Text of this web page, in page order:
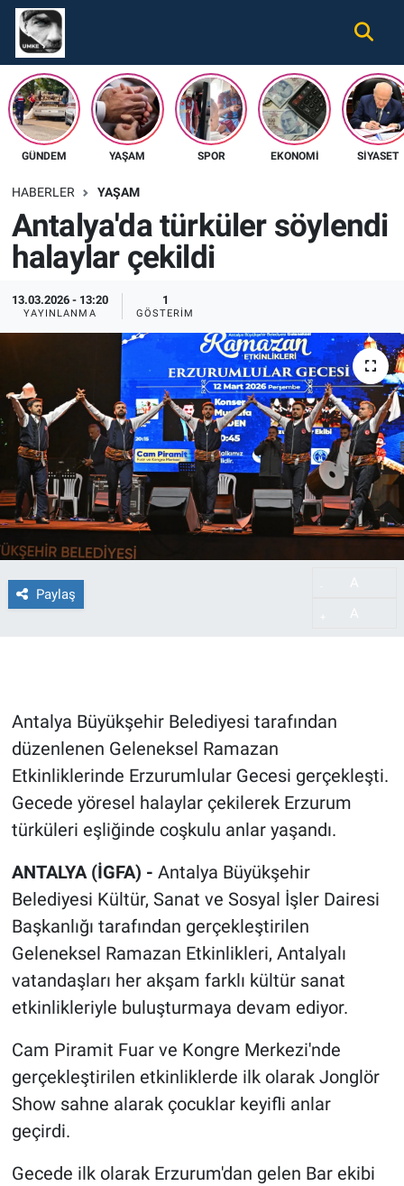
GÜNDEM YAŞAM SPOR EKONOMI SIYASET
HABERLER YAŞAM
Antalya'da türküler söylendi
halaylar çekildi
13.03.2026 - 13:20
YAYINLANMA
1
GÖSTERIM
Paylaş
Antalya Büyükşehir Belediyesi tarafından
düzenlenen Geleneksel Ramazan
Etkinliklerinde Erzurumlular Gecesi gerçekleşti.
Gecede yöresel halaylar çekilerek Erzurum
türküleri eşliğinde coşkulu anlar yaşandı.
ANTALYA (İGFA) - Antalya Büyükşehir
Belediyesi Kültür, Sanat ve Sosyal İşler Dairesi
Başkanlığı tarafından gerçekleştirilen
Geleneksel Ramazan Etkinlikleri, Antalyalı
vatandaşları her akşam farklı kültür sanat
etkinlikleriyle buluşturmaya devam ediyor.
Cam Piramit Fuar ve Kongre Merkezi'nde
gerçekleştirilen etkinliklerde ilk olarak Jonglör
Show sahne alarak çocuklar keyifli anlar
geçirdi.
Gecede ilk olarak Erzurum'dan gelen Bar ekibi
Gündem
Ekonomi
Spor
Tüm Haberler
İletişim
Nöbetçi Eczaneler
Hava Durumu
Namaz Vakitleri
Süper Lig Puan Durumu ve Fikstür
Tüm Manşetler
Son Dakika Haberleri
Haber Arşivi